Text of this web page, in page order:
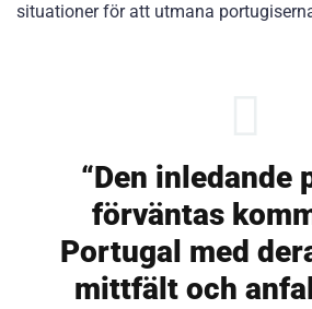
situationer för att utmana
“Den inledande
förväntas
Portugal med
mittfält och